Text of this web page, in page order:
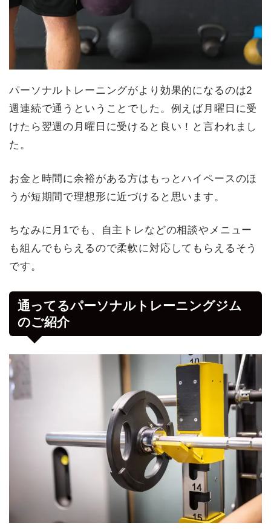
パーソナルトレーニングがより効果的になるのは2
週連続で通うということでした。例えば月曜日に受
けたら翌週の月曜日に受けると良い！と言われまし
た。
お金と時間に余裕がある方はもっとハイペースのほ
うが短期間で理想形に近づけると思います。
ちなみに月1でも、自主トレなどの相談やメニュー
も組んでもらえるので柔軟に対応してもらえるそう
です。
通ってるパーソナルトレーニングジム
のご紹介